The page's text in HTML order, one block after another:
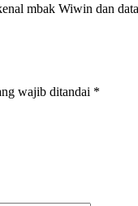
mbak Wiwin dan
wajib ditandai *